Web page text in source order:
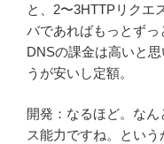
と、2〜3HTTPリクエ
バであればもっとず
DNSの課金は高いと
うが安いし定額。
開発：なるほど。な
ス能力ですね。とい